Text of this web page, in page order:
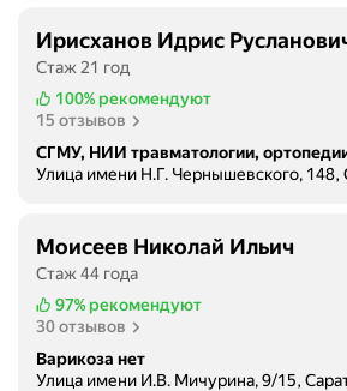
Ирисханов Идрис
Стаж 21 год
100% рекомендуют
15 отзывов
Улица имени Н.Г. Чернышевского, 148,
Моисеев Николай Ильич
Стаж 44 года
97% рекомендуют
30 отзывов
Варикоза нет
Улица имени И.В. Мичурина, 9/15,